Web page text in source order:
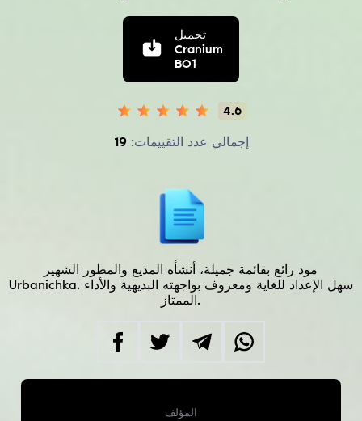
تحميل
Cranium
BO1
4.6
إجمالي عدد التقييمات: 19
مود رائع بقائمة جميلة، أنشأه المذيع والمطور الشهير
Urbanichka. سهل الإعداد للغاية ومعروف بواجهته البديهية والأداء
الممتاز.
المؤلف